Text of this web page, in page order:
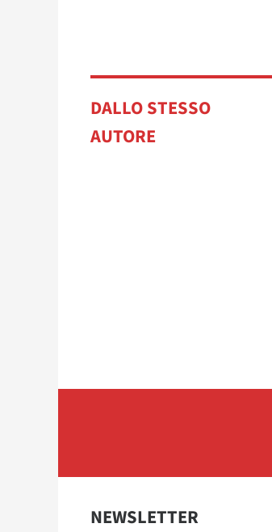
DALLO STESSO
AUTORE
NEWSLETTER